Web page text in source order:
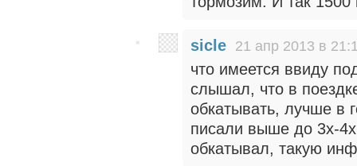
sicle 21 апр 2013 в
что имеется ввиду
слышал, что в
обкатывать, лучше в
писали выше до 3х-4х
обкатывал, такую